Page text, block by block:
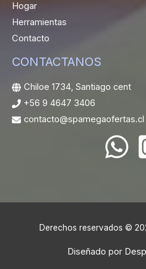
Hogar
Herramientas
Contacto
CONTACTANOS
Chiloe 1734, Santiago cent
+56 9 4647 3406
contacto@spamegaofertas.cl
Derechos reservados ©
Diseñado por